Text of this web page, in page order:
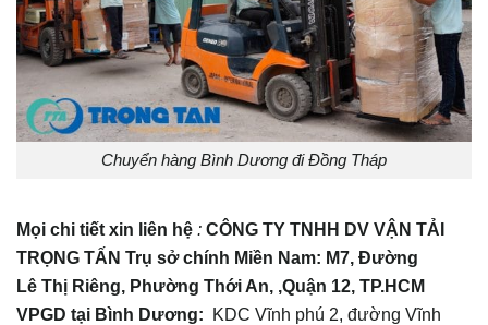
Chuyển hàng Bình Dương đi Đồng Tháp
Mọi chi tiết xin liên hệ : CÔNG TY TNHH DV VẬN TẢI
TRỌNG TẤN Trụ sở chính Miền Nam: M7, Đường
Lê Thị Riêng, Phường Thới An, ,Quận 12, TP.HCM
VPGD tại Bình Dương: KDC Vĩnh phú 2, đường Vĩnh